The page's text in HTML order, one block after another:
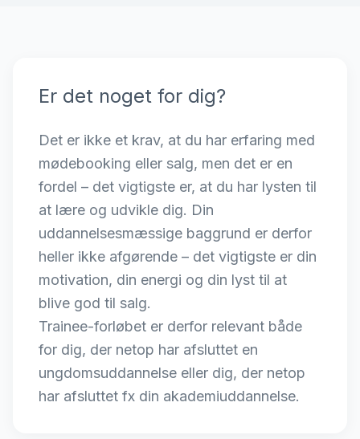
Er det noget for dig?
Det er ikke et krav, at du har erfaring med
mødebooking eller salg, men det er en
fordel – det vigtigste er, at du har lysten til
at lære og udvikle dig. Din
uddannelsesmæssige baggrund er derfor
heller ikke afgørende – det vigtigste er din
motivation, din energi og din lyst til at
blive god til salg.
Trainee-forløbet er derfor relevant både
for dig, der netop har afsluttet en
ungdomsuddannelse eller dig, der netop
har afsluttet fx din akademiuddannelse.